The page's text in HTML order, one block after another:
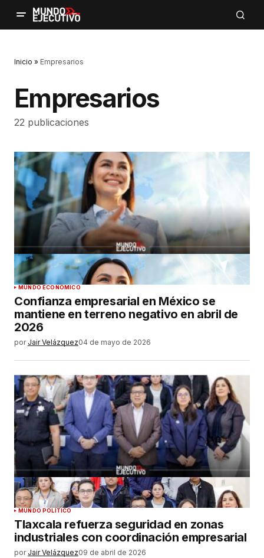
Inicio » Empresarios
Empresarios
22 publicaciones
MUNDO ECONÓMICO
Confianza empresarial en México se
mantiene en terreno negativo en abril de
2026
por Jair Velázquez04 de mayo de 2026
MUNDO POLÍTICO
Tlaxcala refuerza seguridad en zonas
industriales con coordinación empresarial
por Jair Velázquez09 de abril de 2026